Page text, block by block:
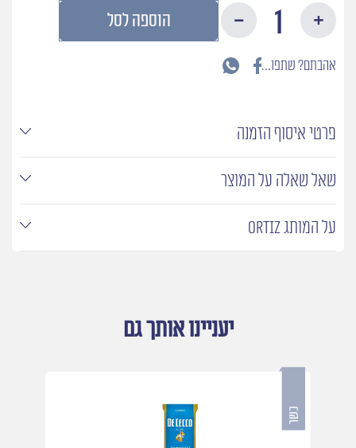
של
נתחי
הוספה לסל
אהבתם? שתפו...
פרטי איסוף הזמנה
שאל שאלה על המוצר
על המותג ORTIZ
יעניינו אותך גם